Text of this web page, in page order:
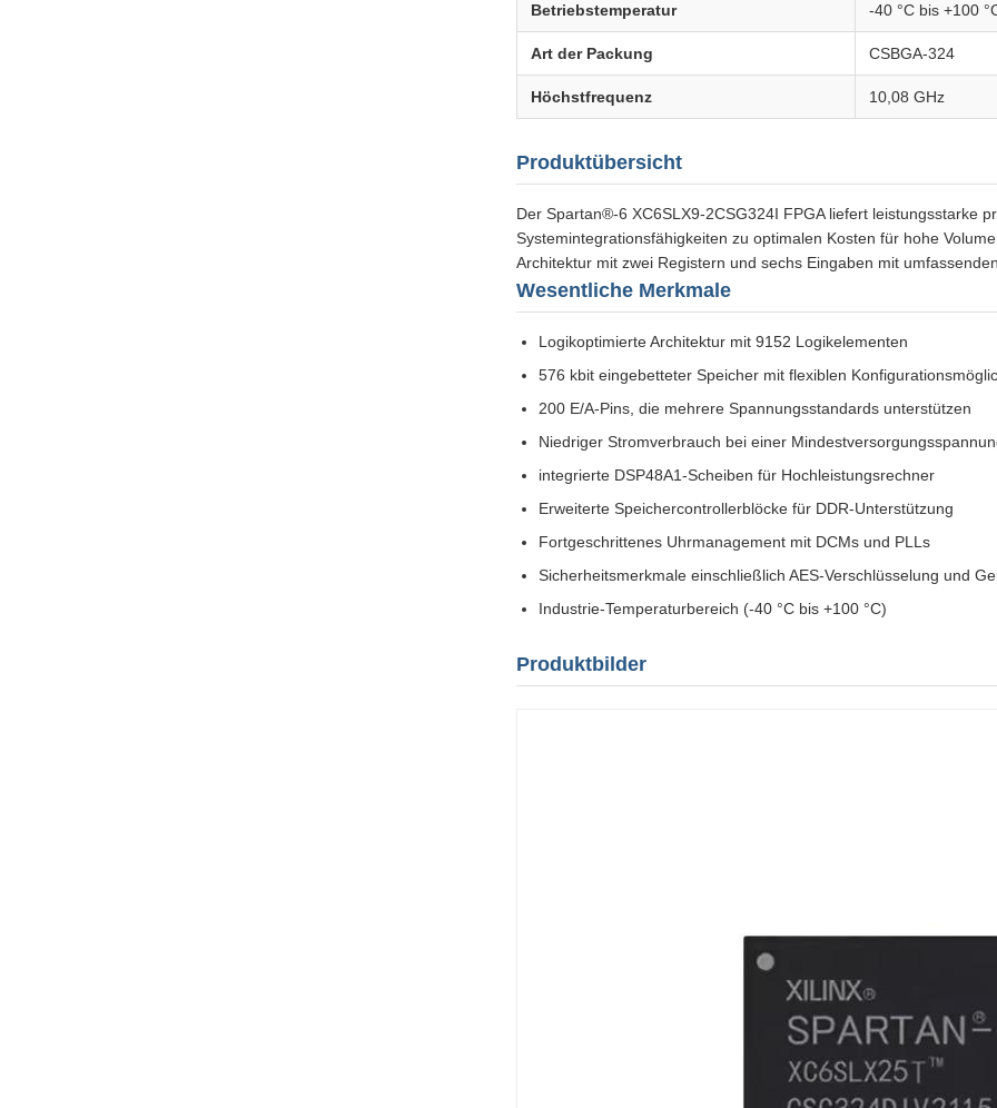
Betriebstemperatur -40 °C bis +100
Art der Packung CSBGA-324
Höchstfrequenz 10,08 GHz
Produktübersicht
Der Spartan®-6 XC6SLX9-2CSG324I FPGA liefert leistungsstarke
Systemintegrationsfähigkeiten zu optimalen Kosten für hohe
Architektur mit zwei Registern und sechs Eingaben mit
Wesentliche Merkmale
Logikoptimierte Architektur mit 9152 Logikelementen
576 kbit eingebetteter Speicher mit flexiblen
200 E/A-Pins, die mehrere Spannungsstandards unterstützen
Niedriger Stromverbrauch bei einer
integrierte DSP48A1-Scheiben für Hochleistungsrechner
Erweiterte Speichercontrollerblöcke für DDR-Unterstützung
Fortgeschrittenes Uhrmanagement mit DCMs und PLLs
Sicherheitsmerkmale einschließlich AES-Verschlüsselung und
Industrie-Temperaturbereich (-40 °C bis +100 °C)
Produktbilder